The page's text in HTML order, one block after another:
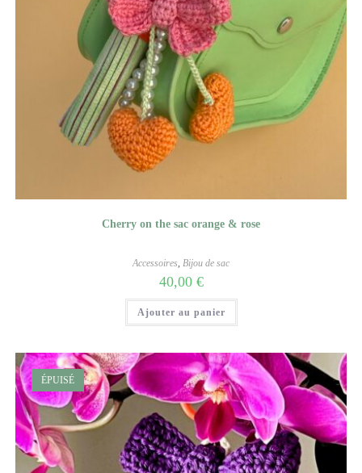
Cherry on the sac orange & rose
Accessoires, Bijou de sac
40,00 €
Ajouter au panier
ÉPUISÉ